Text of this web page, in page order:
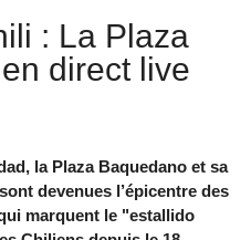
: La Plaza
direct live
la Plaza Baquedano et sa
devenues l’épicentre des
marquent le "estallido